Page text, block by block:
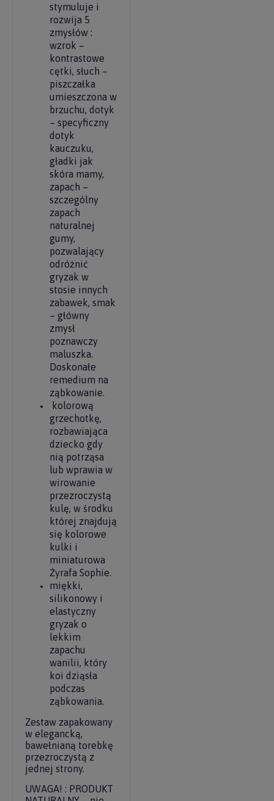
stymuluje i
rozwija 5
zmysłów :
wzrok –
kontrastowe
cętki, słuch –
piszczałka
umieszczona w
brzuchu, dotyk
– specyficzny
dotyk
kauczuku,
gładki jak
skóra mamy,
zapach –
szczególny
zapach
naturalnej
gumy,
pozwalający
odróżnić
gryzak w
stosie innych
zabawek, smak
– główny
zmysł
poznawczy
maluszka.
Doskonałe
remedium na
ząbkowanie.
kolorową
grzechotkę,
rozbawiająca
dziecko gdy
nią potrząsa
lub wprawia w
wirowanie
przezroczystą
kulę, w środku
której znajdują
się kolorowe
kulki i
miniaturowa
Żyrafa Sophie.
miękki,
silikonowy i
elastyczny
gryzak o
lekkim
zapachu
wanilii, który
koi dziąsła
podczas
ząbkowania.
Zestaw zapakowany
w elegancką,
bawełnianą torebkę
przezroczystą z
jednej strony.
UWAGA! : PRODUKT